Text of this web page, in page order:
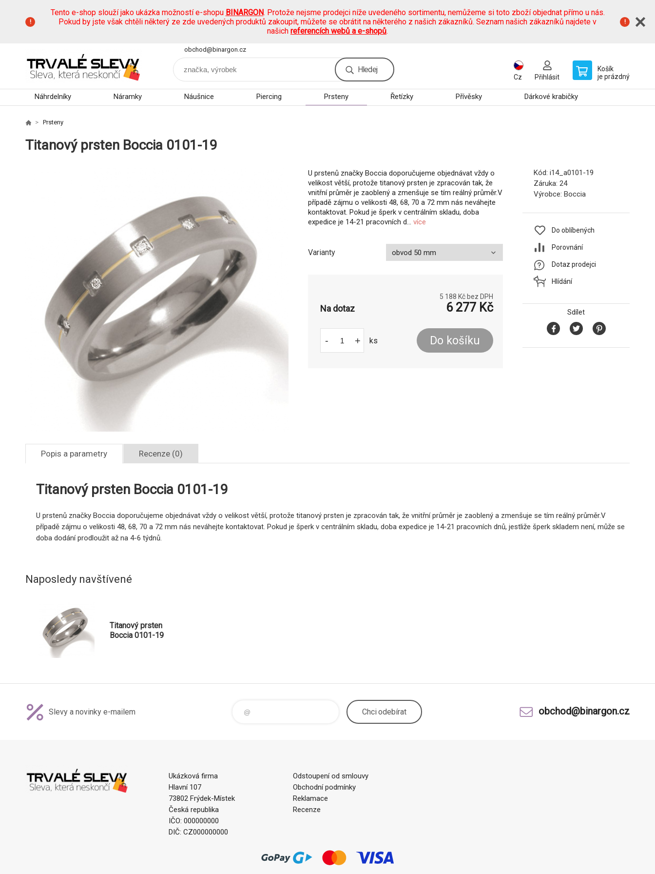
Tento e-shop slouží jako ukázka možností e-shopu BINARGON. Protože nejsme prodejci níže uvedeného sortimentu, nemůžeme si toto zboží objednat přímo u nás.
Pokud by jste však chtěli některý ze zde uvedených produktů zakoupit, můžete se obrátit na některého z našich zákazníků. Seznam našich zákazníků najdete v
našich referencích webů a e-shopů.
obchod@binargon.cz
Hledej
Cz Přihlásit
Košík
je prázdný
Náhrdelníky Náramky Náušnice Piercing Prsteny Řetízky Přívěsky Dárkové krabičky
Prsteny
Titanový prsten Boccia 0101-19
U prstenů značky Boccia doporučujeme objednávat vždy o
velikost větší, protože titanový prsten je zpracován tak, že
vnitřní průměr je zaoblený a zmenšuje se tím reálný průměr.V
případě zájmu o velikosti 48, 68, 70 a 72 mm nás neváhejte
kontaktovat. Pokud je šperk v centrálním skladu, doba
expedice je 14-21 pracovních d... více
Varianty
5 188 Kč bez DPH
Na dotaz 6 277 Kč
- + ks Do košíku
Kód: i14_a0101-19
Záruka: 24
Výrobce: Boccia
Do oblíbených
Porovnání
Dotaz prodejci
Hlídání
Sdílet
Popis a parametry Recenze (0)
Titanový prsten Boccia 0101-19
U prstenů značky Boccia doporučujeme objednávat vždy o velikost větší, protože titanový prsten je zpracován tak, že vnitřní průměr je zaoblený a zmenšuje se tím reálný průměr.V
případě zájmu o velikosti 48, 68, 70 a 72 mm nás neváhejte kontaktovat. Pokud je šperk v centrálním skladu, doba expedice je 14-21 pracovních dnů, jestliže šperk skladem není, může se
doba dodání prodloužit až na 4-6 týdnů.
Naposledy navštívené
Titanový prsten
Boccia 0101-19
Slevy a novinky e-mailem Chciodebírat obchod@binargon.cz
Ukázková firma
Hlavní 107
73802 Frýdek-Místek
Česká republika
IČO: 000000000
DIČ: CZ000000000
Odstoupení od smlouvy
Obchodní podmínky
Reklamace
Recenze